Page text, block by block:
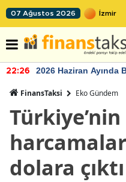
07 Ağustos 2026
22:26 2026 Haziran Ayında
FinansTaksi Eko Gündem
dolara çıktı